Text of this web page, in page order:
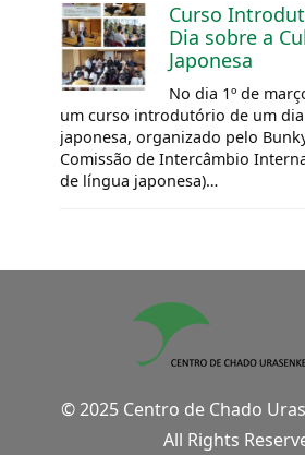
Curso
Dia sobre a
Japonesa
No dia 1º de
um curso introdutório de um
japonesa, organizado pelo
Comissão de Intercâmbio
de língua japonesa)…
© 2025 Centro de Chado
All Rights